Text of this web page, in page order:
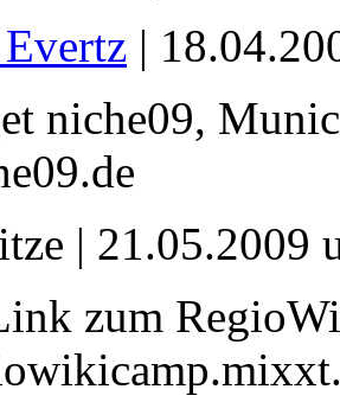
|
niche09,
| 21.05.2009
zum